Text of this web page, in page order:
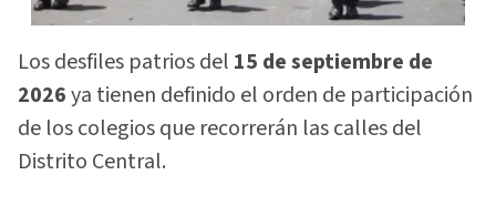
Los desfiles patrios del 15 de septiembre de
2026ya tienen definido el orden de participación
de los colegios que recorrerán las calles del
Distrito Central.